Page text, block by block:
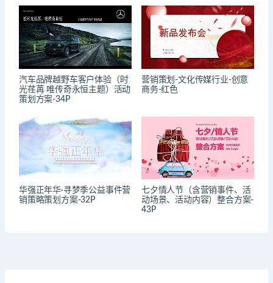
汽车品牌越野车客户体验（时
光荏苒 唯传奇永恒主题）活动
策划方案-34P
营销策划-文化传媒行业-创意
商务-红色
华强正年华·寻梦季公益事件营
销策略策划方案-32P
七夕情人节（含营销事件、活
动场景、活动内容）整合方案-
43P